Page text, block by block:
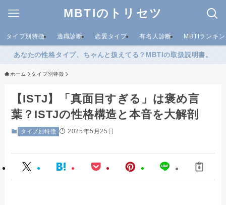
MBTIのトリセツ
タイプ別特徴 適職診断 恋愛タイプ 有名人診断 MBTIランキ
あなたの性格タイプ、ちゃんと扱えてる？MBTIの取扱説明書。
ホーム タイプ別特徴
【ISTJ】「真面目すぎる」は褒め言
葉？ISTJの性格構造と本音を大解剖
タイプ別特徴 2025年5月25日